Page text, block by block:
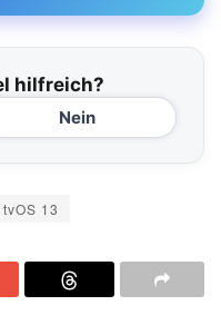
hilfreich?
Nein
tvOS 13